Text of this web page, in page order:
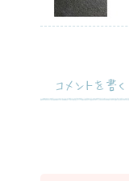
コメントを書く